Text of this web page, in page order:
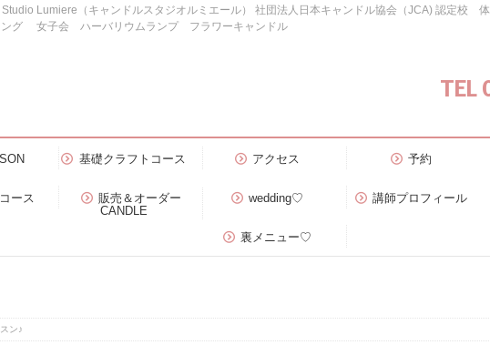
Lumiere（キャンドルスタジオルミエール） 社団法人日本キャンドル協会（JCA) 認定校
グ 女子会 ハーバリウムランプ フラワーキャンドル
TEL
基礎クラフトコース アクセス 予約
ース
販売＆オーダー
CANDLE
wedding♡ 講師プロフィール
裏メニュー♡
ン♪